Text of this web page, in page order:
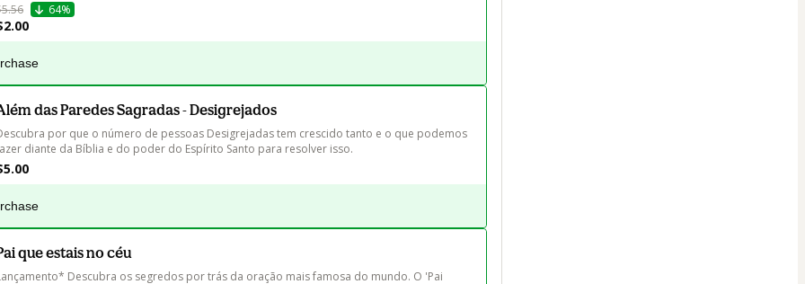
64%
das Paredes Sagradas - Desigrejados
por que o número de pessoas Desigrejadas tem crescido tanto e o que podemos
diante da Bíblia e do poder do Espírito Santo para resolver isso.
que estais no céu
Descubra os segredos por trás da oração mais famosa do mundo. O 'Pai